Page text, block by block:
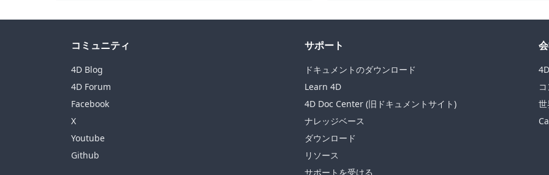
コミュニティ
4D Blog
4D Forum
Facebook
X
Youtube
Github
サポート
ドキュメントのダウンロード
Learn 4D
4D Doc Center (旧ドキュメントサイト)
ナレッジベース
ダウンロード
リソース
サポートを受ける